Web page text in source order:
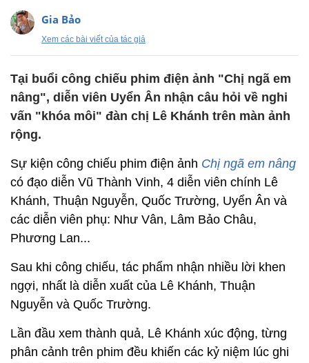
Gia Bảo
Xem các bài viết của tác giả
Tại buổi công chiếu phim điện ảnh "Chị ngã em
nâng", diễn viên Uyển Ân nhận câu hỏi về nghi
vấn "khóa môi" đàn chị Lê Khánh trên màn ảnh
rộng.
Sự kiện công chiếu phim điện ảnh Chị ngã em nâng
có đạo diễn Vũ Thành Vinh, 4 diễn viên chính Lê
Khánh, Thuận Nguyễn, Quốc Trường, Uyển Ân và
các diễn viên phụ: Như Vân, Lâm Bảo Châu,
Phương Lan...
Sau khi công chiếu, tác phẩm nhận nhiều lời khen
ngợi, nhất là diễn xuất của Lê Khánh, Thuận
Nguyễn và Quốc Trường.
Lần đầu xem thành quả, Lê Khánh xúc động, từng
phân cảnh trên phim đều khiến các kỷ niệm lúc ghi